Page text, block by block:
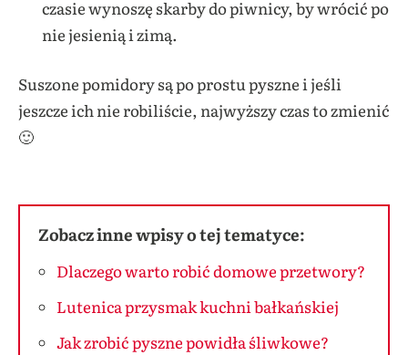
czasie wynoszę skarby do piwnicy, by wrócić po
nie jesienią i zimą.
Suszone pomidory są po prostu pyszne i jeśli
jeszcze ich nie robiliście, najwyższy czas to zmienić
🙂
Zobacz inne wpisy o tej tematyce:
Dlaczego warto robić domowe przetwory?
Lutenica przysmak kuchni bałkańskiej
Jak zrobić pyszne powidła śliwkowe?